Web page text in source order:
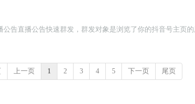
上一页 1 2 3 4 5 下一页 尾页